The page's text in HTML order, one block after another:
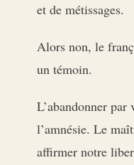
et de métissages.
Alors non, le
un témoin.
L’abandonner par
l’amnésie. Le
affirmer notre